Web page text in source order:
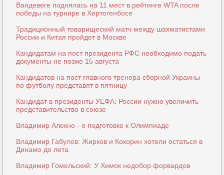
Вандевеге поднялась на 11 мест в рейтинге WTA после
победы на турнире в Хертогенбосе
Традиционный товарищеский матч между шахматистами
России и Китая пройдет в Москве
Кандидатам на пост президента РФС необходимо подать
документы не позже 15 августа
Кандидатов на пост главного тренера сборной Украины
по футболу представят в пятницу
Кандидат в президенты УЕФА: России нужно увеличить
представительство в союзе
Владимир Алекно - о подготовке к Олимпиаде
Владимир Габулов: Жирков и Кокорин хотели остаться в
Динамо до лета
Владимир Гомельский: У Химок недобор форвардов